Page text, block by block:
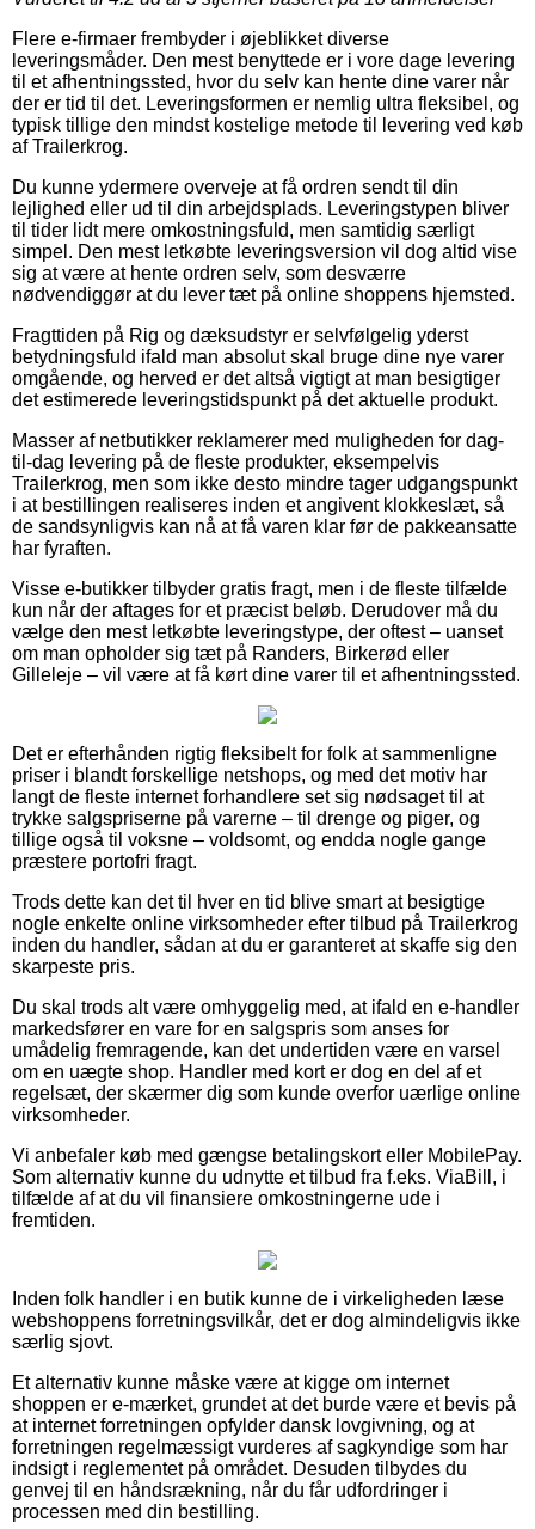
Flere e-firmaer frembyder i øjeblikket diverse
leveringsmåder. Den mest benyttede er i vore dage levering
til et afhentningssted, hvor du selv kan hente dine varer når
der er tid til det. Leveringsformen er nemlig ultra fleksibel, og
typisk tillige den mindst kostelige metode til levering ved køb
af Trailerkrog.
Du kunne ydermere overveje at få ordren sendt til din
lejlighed eller ud til din arbejdsplads. Leveringstypen bliver
til tider lidt mere omkostningsfuld, men samtidig særligt
simpel. Den mest letkøbte leveringsversion vil dog altid vise
sig at være at hente ordren selv, som desværre
nødvendiggør at du lever tæt på online shoppens hjemsted.
Fragttiden på Rig og dæksudstyr er selvfølgelig yderst
betydningsfuld ifald man absolut skal bruge dine nye varer
omgående, og herved er det altså vigtigt at man besigtiger
det estimerede leveringstidspunkt på det aktuelle produkt.
Masser af netbutikker reklamerer med muligheden for dag-
til-dag levering på de fleste produkter, eksempelvis
Trailerkrog, men som ikke desto mindre tager udgangspunkt
i at bestillingen realiseres inden et angivent klokkeslæt, så
de sandsynligvis kan nå at få varen klar før de pakkeansatte
har fyraften.
Visse e-butikker tilbyder gratis fragt, men i de fleste tilfælde
kun når der aftages for et præcist beløb. Derudover må du
vælge den mest letkøbte leveringstype, der oftest – uanset
om man opholder sig tæt på Randers, Birkerød eller
Gilleleje – vil være at få kørt dine varer til et afhentningssted.
Det er efterhånden rigtig fleksibelt for folk at sammenligne
priser i blandt forskellige netshops, og med det motiv har
langt de fleste internet forhandlere set sig nødsaget til at
trykke salgspriserne på varerne – til drenge og piger, og
tillige også til voksne – voldsomt, og endda nogle gange
præstere portofri fragt.
Trods dette kan det til hver en tid blive smart at besigtige
nogle enkelte online virksomheder efter tilbud på Trailerkrog
inden du handler, sådan at du er garanteret at skaffe sig den
skarpeste pris.
Du skal trods alt være omhyggelig med, at ifald en e-handler
markedsfører en vare for en salgspris som anses for
umådelig fremragende, kan det undertiden være en varsel
om en uægte shop. Handler med kort er dog en del af et
regelsæt, der skærmer dig som kunde overfor uærlige online
virksomheder.
Vi anbefaler køb med gængse betalingskort eller MobilePay.
Som alternativ kunne du udnytte et tilbud fra f.eks. ViaBill, i
tilfælde af at du vil finansiere omkostningerne ude i
fremtiden.
Inden folk handler i en butik kunne de i virkeligheden læse
webshoppens forretningsvilkår, det er dog almindeligvis ikke
særlig sjovt.
Et alternativ kunne måske være at kigge om internet
shoppen er e-mærket, grundet at det burde være et bevis på
at internet forretningen opfylder dansk lovgivning, og at
forretningen regelmæssigt vurderes af sagkyndige som har
indsigt i reglementet på området. Desuden tilbydes du
genvej til en håndsrækning, når du får udfordringer i
processen med din bestilling.